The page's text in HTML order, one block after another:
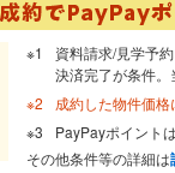
資料請求/見学予
決済完了が条件。
成約した物件価格
PayPayポイント
その他条件等の詳細は